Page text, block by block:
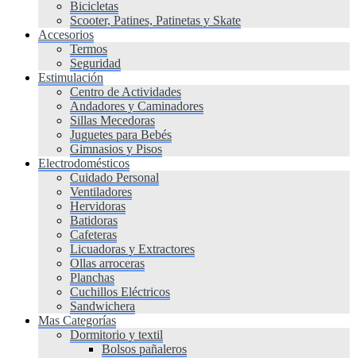
Bicicletas
Scooter, Patines, Patinetas y Skate
Accesorios
Termos
Seguridad
Estimulación
Centro de Actividades
Andadores y Caminadores
Sillas Mecedoras
Juguetes para Bebés
Gimnasios y Pisos
Electrodomésticos
Cuidado Personal
Ventiladores
Hervidoras
Batidoras
Cafeteras
Licuadoras y Extractores
Ollas arroceras
Planchas
Cuchillos Eléctricos
Sandwichera
Mas Categorías
Dormitorio y textil
Bolsos pañaleros